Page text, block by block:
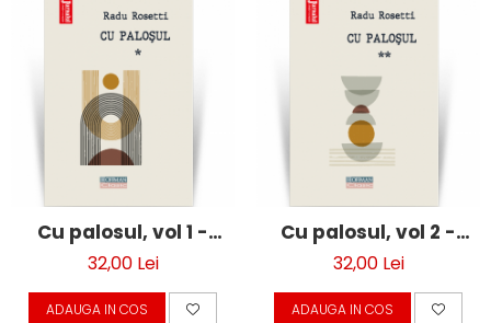
Cu palosul, vol 1 -
Radu Rosetti
32,00 Lei
ADAUGA IN COS
Cu palosul, vol 2 -
Radu Rosetti
32,00 Lei
ADAUGA IN COS